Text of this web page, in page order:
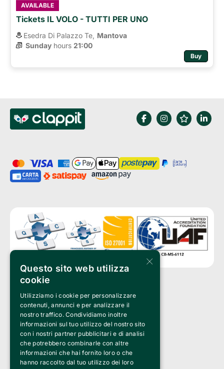
AVAILABLE
Tickets IL VOLO - TUTTI PER UNO
Esedra Di Palazzo Te, Mantova
Sunday hours 21:00
Buy
Clappit is a trademark of:
Bemils Srl
a Socio Unico
Via Fosse Ardeatine, 4 -20092 Cinisello Balsamo (MI)
PI 05589050961
Iscr. C.C.I.A.A. Milano R.E.A. 1833471
© 2010-2025 Bemils Srl - All rights reserved
Credits:
×
Questo sito web utilizza
cookie
Utilizziamo i cookie per personalizzare
contenuti, annunci e per analizzare il
nostro traffico. Condividiamo inoltre
informazioni sul tuo utilizzo del nostro sito
con i nostri partner pubblicitari e di analisi
che potrebbero combinarle con altre
informazioni che hai fornito loro o che
hanno raccolto dal tuo utilizzo dei loro